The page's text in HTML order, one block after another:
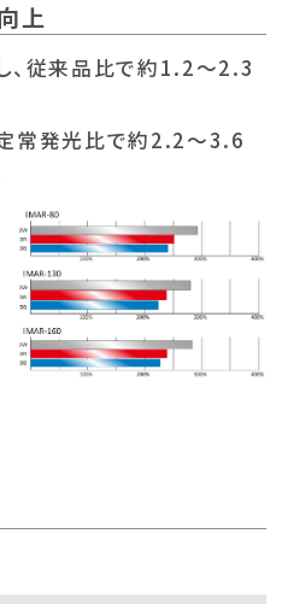
上
、従来品比で約1.2～2.3
常発光比で約2.2～3.6